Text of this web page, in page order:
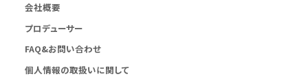
会社概要
プロデューサー
FAQ&お問い合わせ
個人情報の取扱いに関して